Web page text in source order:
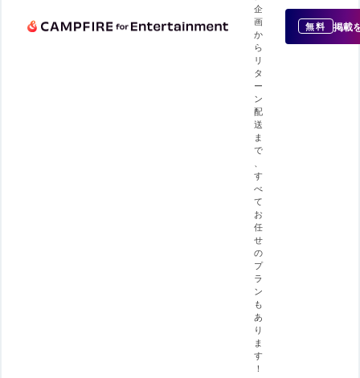
企
画
か
ら
リ
タ
ー
ン
配
送
ま
で
す
べ
て
お
任
せ
の
プ
ラ
ン
も
あ
り
ま
す
！
無料 掲載